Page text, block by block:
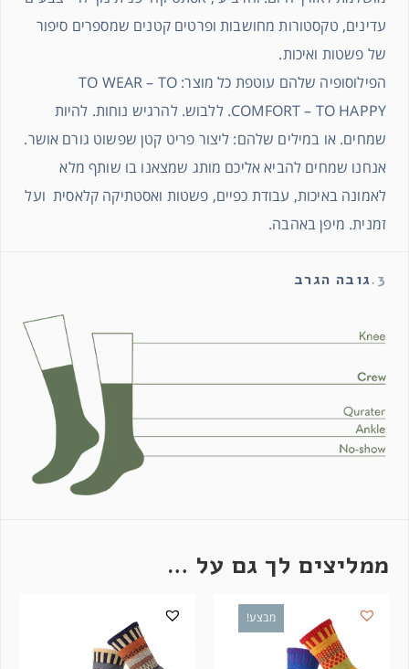
עדינים, טקסטורות מחושבות ופרטים קטנים שמספרים סיפור
של פשטות ואיכות.
הפילוסופיה שלהם עוטפת כל מוצר: TO WEAR – TO
COMFORT – TO HAPPY. ללבוש. להרגיש נוחות. להיות
שמחים. או במילים שלהם: ליצור פריט קטן שפשוט גורם אושר.
אנחנו שמחים להביא אליכם מותג שמצאנו בו שותף מלא
לאמונה באיכות, עבודת כפיים, פשטות ואסטתיקה קלאסית ועל
זמנית. מיפן באהבה.
3. גובה הגרב
ממליצים לך גם על …
מבצע!